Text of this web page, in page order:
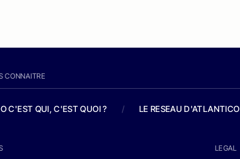
CONNAITRE
C'EST QUI, C'EST QUOI ? / LE RESEAU D'ATLANTICO
LEGAL